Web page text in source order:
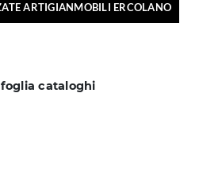
ARTIGIANMOBILI ERCOLANO
cataloghi